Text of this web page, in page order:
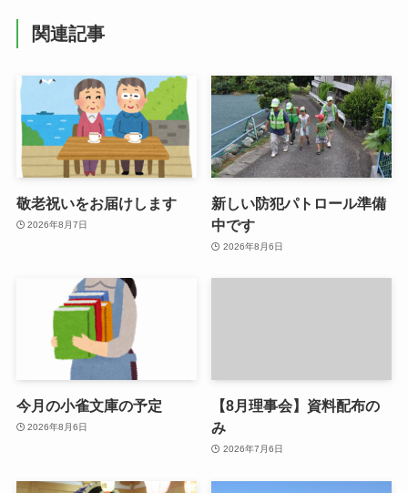
関連記事
敬老祝いをお届けします
2026年8月7日
新しい防犯パトロール準備
中です
2026年8月6日
今月の小雀文庫の予定
2026年8月6日
【8月理事会】資料配布の
み
2026年7月6日